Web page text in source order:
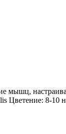
мышц,
Цветение: 8-10